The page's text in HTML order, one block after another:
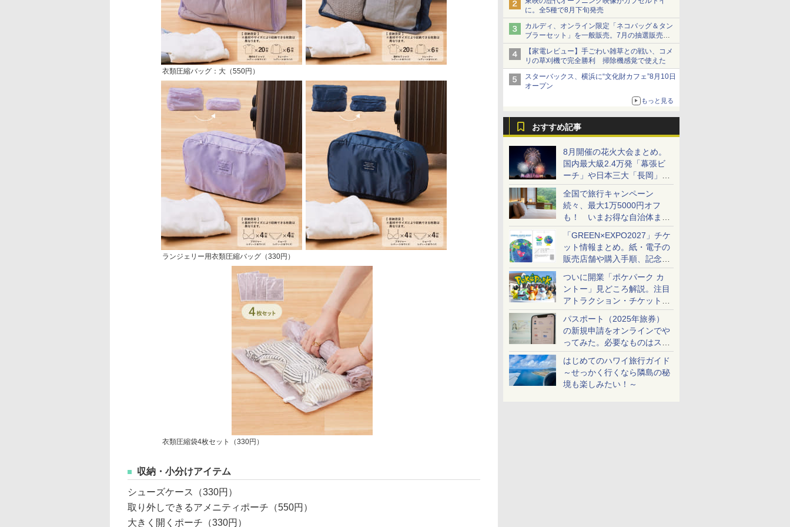
に。全5種で8月下旬発売
カルディ、オンライン限定「ネコバッグ＆タン
ブラーセット」を一般販売。7月の抽選販売の
当選無効分
【家電レビュー】手ごわい雑草との戦い、コメ
リの草刈機で完全勝利 掃除機感覚で使えた
スターバックス、横浜に“文化財カフェ”8月10日
オープン
もっと見る
おすすめ記事
8月開催の花火大会まとめ。
国内最大級2.4万発「幕張ビ
ーチ」や日本三大「長岡」な
ど大型イベント目白押し！
全国で旅行キャンペーン
続々、最大1万5000円オフ
も！ いまお得な自治体まと
め
「GREEN×EXPO2027」チケ
ット情報まとめ。紙・電子の
販売店舗や購入手順、記念チ
ケットも解説
ついに開業「ポケパーク カ
ントー」見どころ解説。注目
アトラクション・チケット手
配・来場前に必要な準備は？
パスポート（2025年旅券）
の新規申請をオンラインでや
ってみた。必要なものはスマ
ホとマイナカードのみ
はじめてのハワイ旅行ガイド
～せっかく行くなら隣島の秘
境も楽しみたい！～
衣類圧縮バッグ：大（550円）
ランジェリー用衣類圧縮バッグ（330円）
衣類圧縮袋4枚セット（330円）
収納・小分けアイテム
シューズケース（330円）
取り外しできるアメニティポーチ（550円）
大きく開くポーチ（330円）